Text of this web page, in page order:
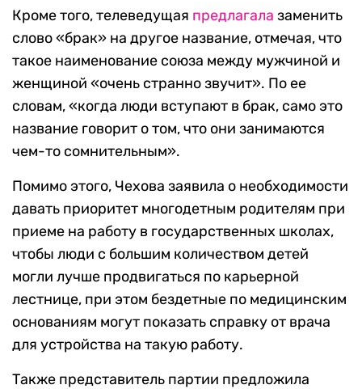
Кроме того, телеведущая предлагала заменить
слово «брак» на другое название, отмечая, что
такое наименование союза между мужчиной и
женщиной «очень странно звучит». По ее
словам, «когда люди вступают в брак, само это
название говорит о том, что они занимаются
чем-то сомнительным».
Помимо этого, Чехова заявила о необходимости
давать приоритет многодетным родителям при
приеме на работу в государственных школах,
чтобы люди с большим количеством детей
могли лучше продвигаться по карьерной
лестнице, при этом бездетные по медицинским
основаниям могут показать справку от врача
для устройства на такую работу.
Также представитель партии предложила